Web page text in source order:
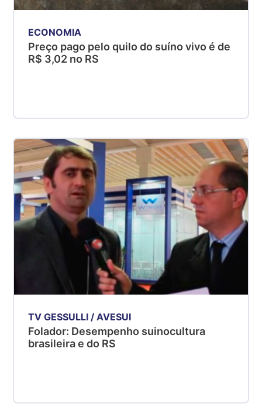
ECONOMIA
Preço pago pelo quilo do suíno vivo é de
R$ 3,02 no RS
TV GESSULLI / AVESUI
Folador: Desempenho suinocultura
brasileira e do RS